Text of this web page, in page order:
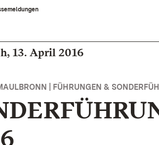
13. April 2016
| FÜHRUNGEN &